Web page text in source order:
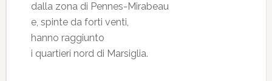
dalla zona di Pennes-Mirabeau
e, spinte da forti venti,
hanno raggiunto
i quartieri nord di Marsiglia.